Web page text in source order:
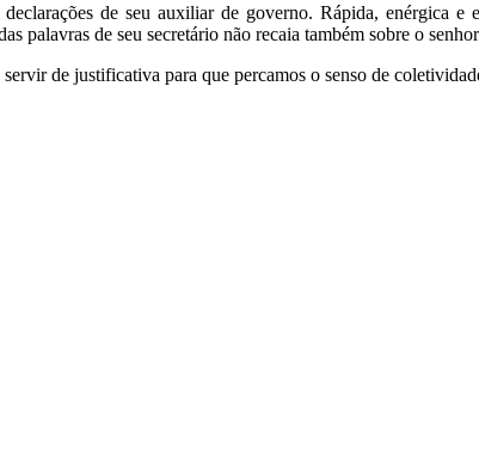
de seu auxiliar de governo. Rápida, enérgica
palavras de seu secretário não recaia também sobre o
de justificativa para que percamos o senso de